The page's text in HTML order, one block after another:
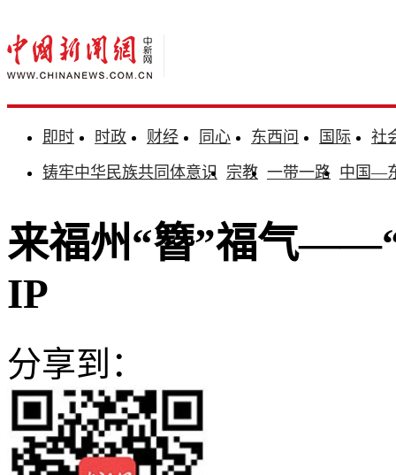
即时 时政 财经 同心 东西问 国际
社
铸牢中华民族共同体意识 宗教 一带一路 中国—
来福州“簪”福气
IP
分享到：